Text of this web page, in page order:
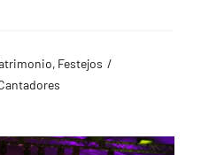
Festejos